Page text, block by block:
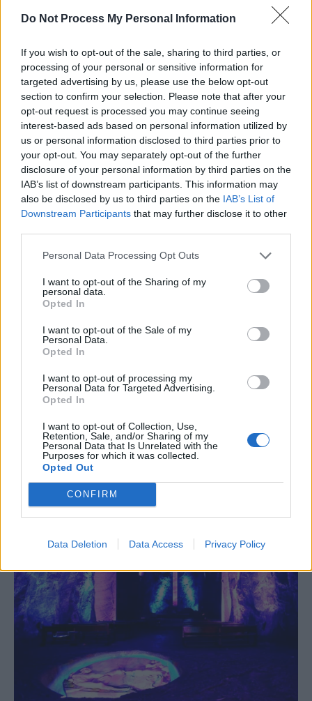
Do Not Process My Personal Information
If you wish to opt-out of the sale, sharing to third parties, or
processing of your personal or sensitive information for
targeted advertising by us, please use the below opt-out
section to confirm your selection. Please note that after your
opt-out request is processed you may continue seeing
interest-based ads based on personal information utilized by
us or personal information disclosed to third parties prior to
your opt-out. You may separately opt-out of the further
disclosure of your personal information by third parties on the
IAB’s list of downstream participants. This information may
also be disclosed by us to third parties on the IAB’s List of
Downstream Participants that may further disclose it to other
Personal Data Processing Opt Outs
I want to opt-out of the Sharing of my
personal data.
Opted In
I want to opt-out of the Sale of my
Personal Data.
Opted In
I want to opt-out of processing my
Personal Data for Targeted Advertising.
Opted In
I want to opt-out of Collection, Use,
Retention, Sale, and/or Sharing of my
Personal Data that Is Unrelated with the
Purposes for which it was collected.
Opted Out
CONFIRM
Data Deletion Data Access Privacy Policy